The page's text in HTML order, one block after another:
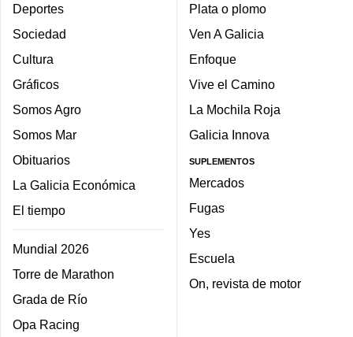
Deportes
Sociedad
Cultura
Gráficos
Somos Agro
Somos Mar
Obituarios
La Galicia Económica
El tiempo
Mundial 2026
Torre de Marathon
Grada de Río
Opa Racing
Plata o plomo
Ven A Galicia
Enfoque
Vive el Camino
La Mochila Roja
Galicia Innova
SUPLEMENTOS
Mercados
Fugas
Yes
Escuela
On, revista de motor